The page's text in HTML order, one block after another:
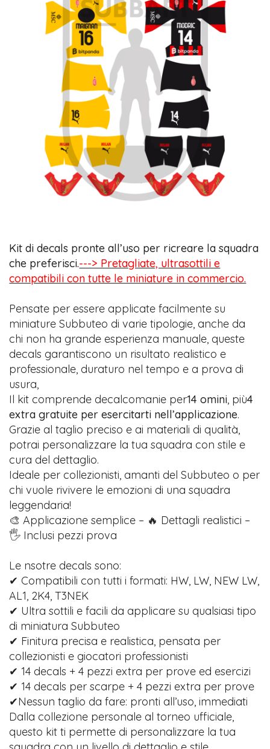
Kit di decals pronte all’uso per ricreare la squadra
che preferisci.---> Pretagliate, ultrasottili e
compatibili con tutte le miniature in commercio.
Pensate per essere applicate facilmente su
miniature Subbuteo di varie tipologie, anche da
chi non ha grande esperienza manuale, queste
decals garantiscono un risultato realistico e
professionale, duraturo nel tempo e a prova di
usura,
Il kit comprende decalcomanie per14 omini, più4
extra gratuite per esercitarti nell’applicazione.
Grazie al taglio preciso e ai materiali di qualità,
potrai personalizzare la tua squadra con stile e
cura del dettaglio.
Ideale per collezionisti, amanti del Subbuteo o per
chi vuole rivivere le emozioni di una squadra
leggendaria!
🎨 Applicazione semplice – 🔥 Dettagli realistici –
🖐️ Inclusi pezzi prova
Le nsotre decals sono:
✔ Compatibili con tutti i formati: HW, LW, NEW LW,
AL1, 2K4, T3NEK
✔ Ultra sottili e facili da applicare su qualsiasi tipo
di miniatura Subbuteo
✔ Finitura precisa e realistica, pensata per
collezionisti e giocatori professionisti
✔ 14 decals + 4 pezzi extra per prove ed esercizi
✔ 14 decals per scarpe + 4 pezzi extra per prove
✔Nessun taglio da fare: pronti all’uso, immediati
Dalla collezione personale al torneo ufficiale,
questo kit ti permette di personalizzare la tua